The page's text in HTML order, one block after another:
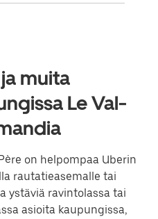
muita
Le Val-
on helpompaa Uberin
rautatieasemalle tai
ystäviä ravintolassa tai
asioita kaupungissa,